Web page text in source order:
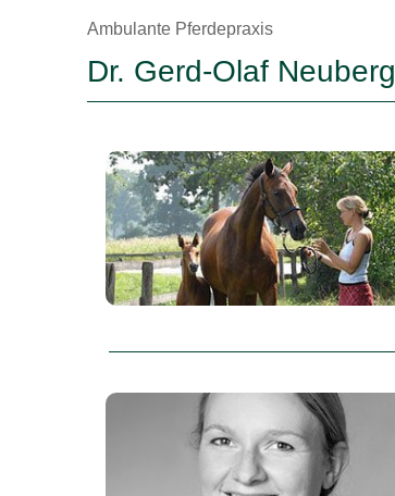
Ambulante Pferdepraxis
Dr. Gerd-Olaf Neuberg